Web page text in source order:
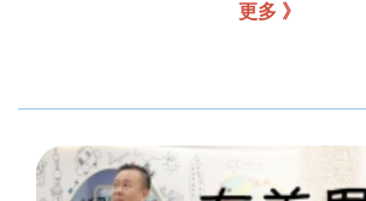
更多 》